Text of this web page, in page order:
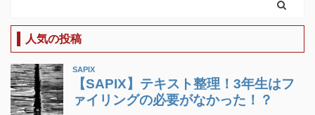
人気の投稿